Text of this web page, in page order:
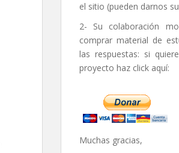
el sitio (pueden darnos
2- Su colaboración
comprar material de
las respuestas: si
proyecto haz click aquí:
Muchas gracias,